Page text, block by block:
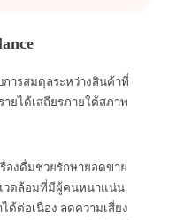
ารสมดุลระหว่างสินค้าที่
ยได้เสถียรภายใต้สภาพ
องดื่มช่วยรักษายอดขาย
วดล้อมที่มีผู้คนหนาแน่น
ด้ต่อเนื่อง ลดความเสี่ยง